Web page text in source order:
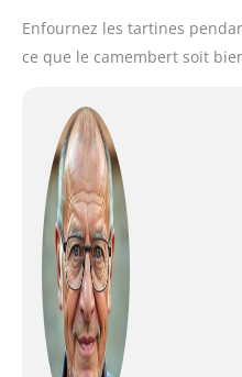
Enfournez les tartines
ce que le camembert soit